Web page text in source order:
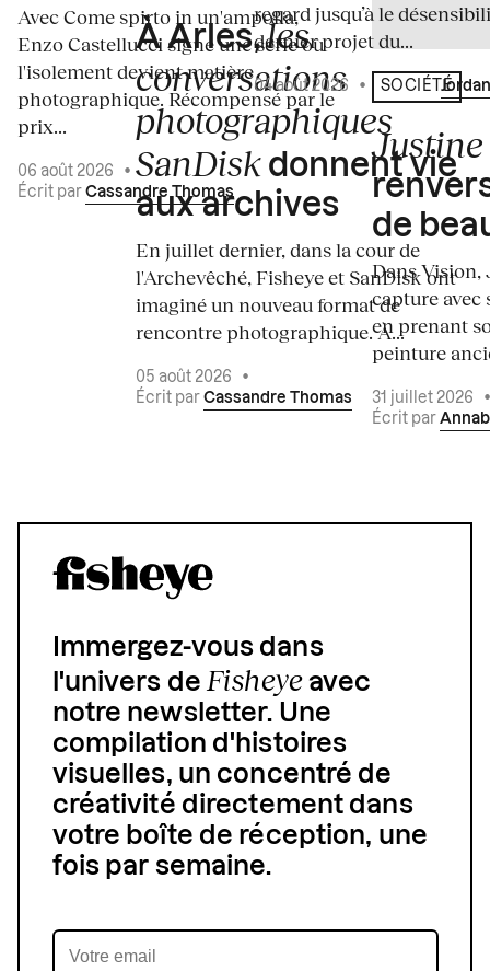
Avec Come spirto in un'ampolla,
Enzo Castellucci signe une série où
l'isolement devient matière
photographique. Récompensé par le
prix...
06 août 2026
•
Écrit par Cassandre Thomas
À Arles,les
conversations
photographiques
SanDisk donnent vie
aux archives
En juillet dernier, dans la cour de
l'Archevêché, Fisheye et SanDisk ont
imaginé un nouveau format de
rencontre photographique. À...
05 août 2026
•
Écrit par Cassandre Thomas
regard jusqu’à le
dernier projet du...
04 août 2026 • Écrit par
SOCIÉTÉ
de
Dans
capture avec
en prenant
peinture
31 juillet 2026
Écrit par
Immergez-vous dans
l'univers deFisheyeavec
notre newsletter. Une
compilation d'histoires
visuelles, un concentré de
créativité directement dans
votre boîte de réception, une
fois par semaine.